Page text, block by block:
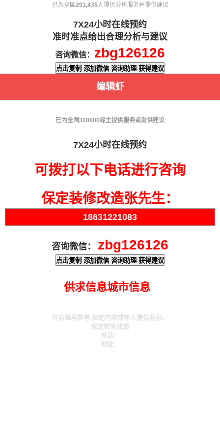
已为全国291,810人提供分析服务并提供建议
7X24小时在线预约
准时准点给出合理分析与建议
咨询微信： zbg126126
点击复制 添加微信 咨询助理 获得建议
编辑虾
已为全国300000缘主提供服务或提供建议
7X24小时在线预约
可拨打以下电话进行咨询
保定装修改造张先生：
18631221083
咨询微信： zbg126126
点击复制 添加微信 咨询助理 获得建议
供求信息城市信息
仅供娱乐参考,拒绝向未成年人提供服务。
保定装修改造
电话：
地址：